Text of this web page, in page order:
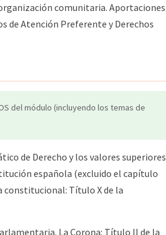
comunitaria. Aportaciones
de Atención Preferente y Derechos
del módulo (incluyendo los temas de
de Derecho y los valores superiores
española (excluido el capítulo
constitucional: Título X de la
La Corona: Título II de la